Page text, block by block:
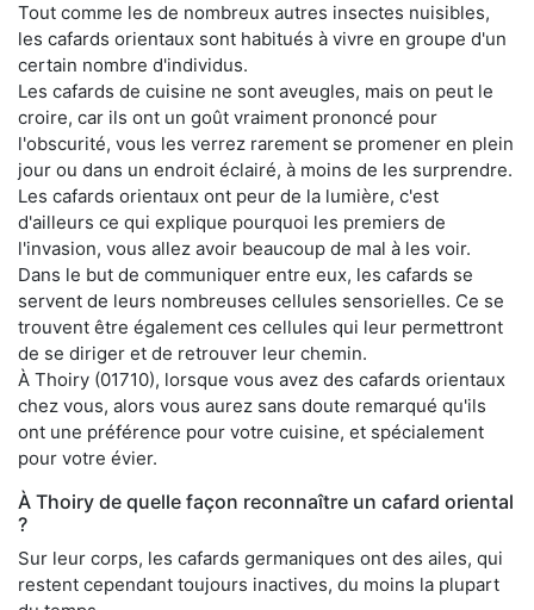
Tout comme les de nombreux autres insectes nuisibles,
les cafards orientaux sont habitués à vivre en groupe d'un
certain nombre d'individus.
Les cafards de cuisine ne sont aveugles, mais on peut le
croire, car ils ont un goût vraiment prononcé pour
l'obscurité, vous les verrez rarement se promener en plein
jour ou dans un endroit éclairé, à moins de les surprendre.
Les cafards orientaux ont peur de la lumière, c'est
d'ailleurs ce qui explique pourquoi les premiers de
l'invasion, vous allez avoir beaucoup de mal à les voir.
Dans le but de communiquer entre eux, les cafards se
servent de leurs nombreuses cellules sensorielles. Ce se
trouvent être également ces cellules qui leur permettront
de se diriger et de retrouver leur chemin.
À Thoiry (01710), lorsque vous avez des cafards orientaux
chez vous, alors vous aurez sans doute remarqué qu'ils
ont une préférence pour votre cuisine, et spécialement
pour votre évier.
À Thoiry de quelle façon reconnaître un cafard oriental
?
Sur leur corps, les cafards germaniques ont des ailes, qui
restent cependant toujours inactives, du moins la plupart